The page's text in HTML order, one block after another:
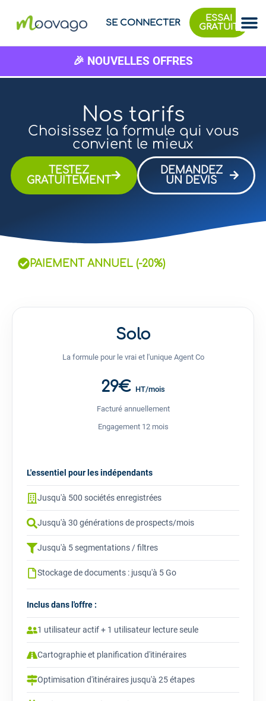
SE CONNECTER
ESSAI
GRATUIT
🎉 NOUVELLES OFFRES
Nos tarifs
Choisissez la formule qui vous
convient le mieux
TESTEZ
GRATUITEMENT
DEMANDEZ
UN DEVIS
PAIEMENT ANNUEL (-20%)
Solo
La formule pour le vrai et l'unique Agent Co
29€ HT/mois
Facturé annuellement
Engagement 12 mois
L'essentiel pour les indépendants
Jusqu'à 500 sociétés enregistrées
Jusqu'à 30 générations de prospects/mois
Jusqu'à 5 segmentations / filtres
Stockage de documents : jusqu'à 5 Go
Inclus dans l'offre :
1 utilisateur actif + 1 utilisateur lecture seule
Cartographie et planification d'itinéraires
Optimisation d'itinéraires jusqu'à 25 étapes